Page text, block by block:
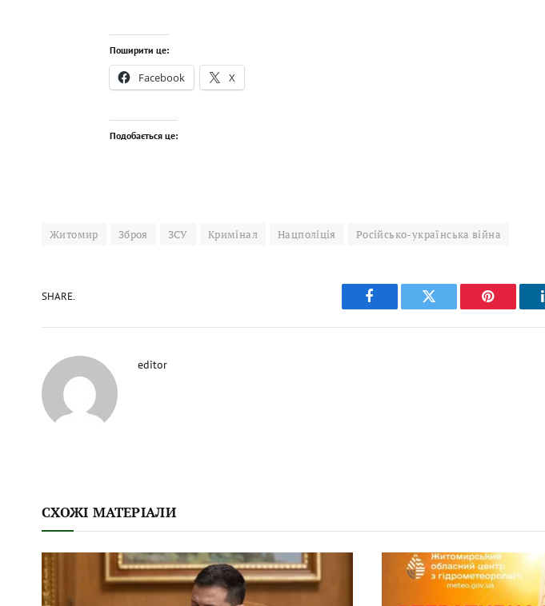
Поширити це:
Facebook X
Подобається це:
Житомир Зброя ЗСУ Кримінал Нацполіція Російсько-українська війна
SHARE.
Facebook Twitter Pinterest
editor
СХОЖІ МАТЕРІАЛИ